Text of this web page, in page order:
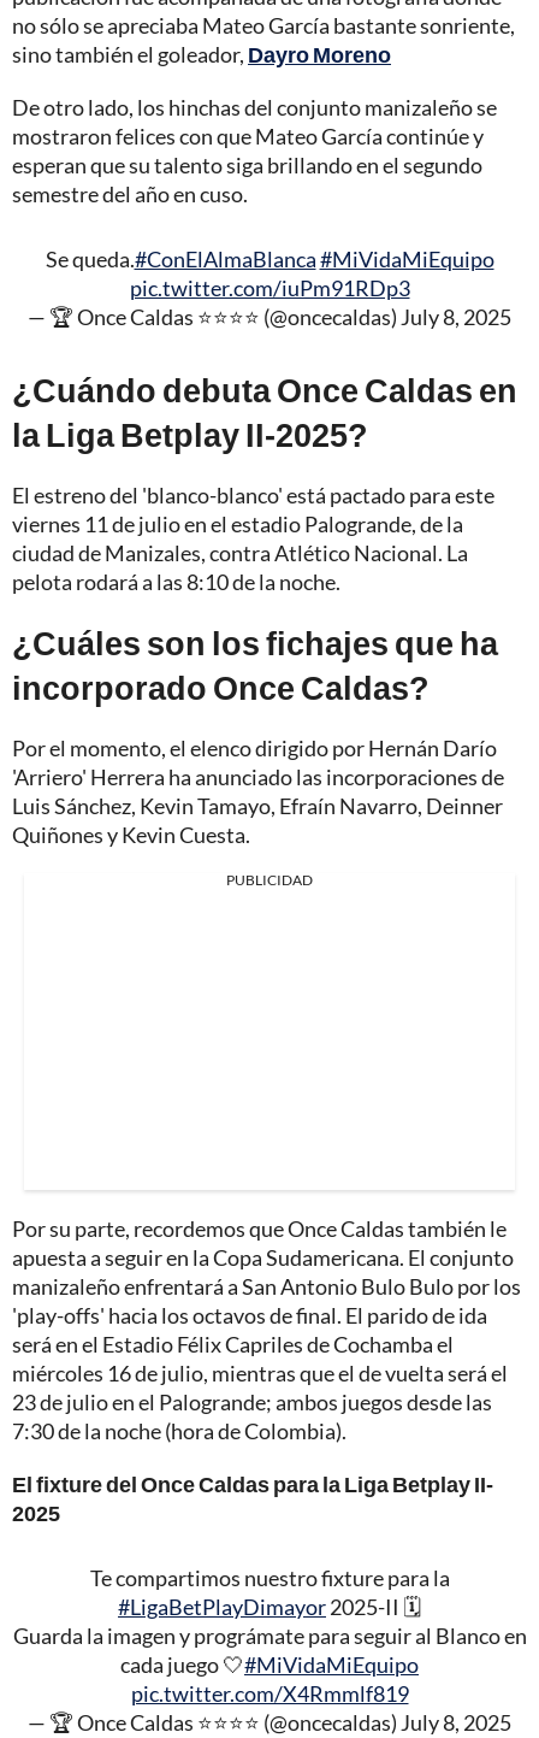
no sólo se apreciaba Mateo García bastante sonriente,
sino también el goleador, Dayro Moreno
De otro lado, los hinchas del conjunto manizaleño se
mostraron felices con que Mateo García continúe y
esperan que su talento siga brillando en el segundo
semestre del año en cuso.
Se queda.#ConElAlmaBlanca#MiVidaMiEquipo
pic.twitter.com/iuPm91RDp3
— 🏆 Once Caldas ⭐️⭐️⭐️⭐️ (@oncecaldas) July 8, 2025
¿Cuándo debuta Once Caldas en
la Liga Betplay II-2025?
El estreno del 'blanco-blanco' está pactado para este
viernes 11 de julio en el estadio Palogrande, de la
ciudad de Manizales, contra Atlético Nacional. La
pelota rodará a las 8:10 de la noche.
¿Cuáles son los fichajes que ha
incorporado Once Caldas?
Por el momento, el elenco dirigido por Hernán Darío
'Arriero' Herrera ha anunciado las incorporaciones de
Luis Sánchez, Kevin Tamayo, Efraín Navarro, Deinner
Quiñones y Kevin Cuesta.
PUBLICIDAD
Por su parte, recordemos que Once Caldas también le
apuesta a seguir en la Copa Sudamericana. El conjunto
manizaleño enfrentará a San Antonio Bulo Bulo por los
'play-offs' hacia los octavos de final. El parido de ida
será en el Estadio Félix Capriles de Cochamba el
miércoles 16 de julio, mientras que el de vuelta será el
23 de julio en el Palogrande; ambos juegos desde las
7:30 de la noche (hora de Colombia).
El fixture del Once Caldas para la Liga Betplay II-
2025
Te compartimos nuestro fixture para la
#LigaBetPlayDimayor2025-II 🗓️
Guarda la imagen y prográmate para seguir al Blanco en
cada juego 🤍#MiVidaMiEquipo
pic.twitter.com/X4Rmmlf819
— 🏆 Once Caldas ⭐️⭐️⭐️⭐️ (@oncecaldas) July 8, 2025